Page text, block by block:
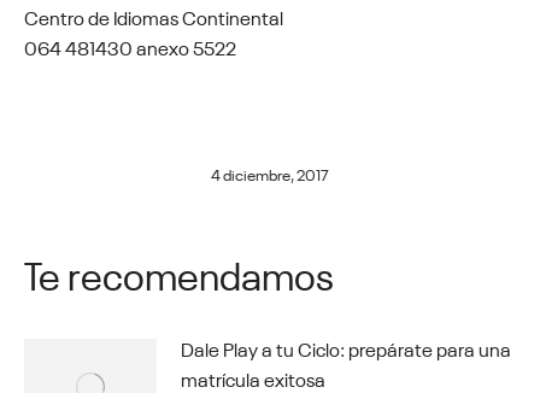
Centro de Idiomas Continental
064 481430 anexo 5522
4 diciembre, 2017
Te recomendamos
Dale Play a tu Ciclo: prepárate para una
matrícula exitosa